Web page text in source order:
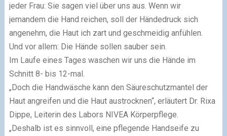
jeder Frau: Sie sagen viel über uns aus. Wenn wir
jemandem die Hand reichen, soll der Händedruck sich
angenehm, die Haut ich zart und geschmeidig anfühlen.
Und vor allem: Die Hände sollen sauber sein.
Im Laufe eines Tages waschen wir uns die Hände im
Schnitt 8- bis 12-mal.
„Doch die Handwäsche kann den Säureschutzmantel der
Haut angreifen und die Haut austrocknen“, erläutert Dr. Rixa
Dippe, Leiterin des Labors NIVEA Körperpflege.
„Deshalb ist es sinnvoll, eine pflegende Handseife zu